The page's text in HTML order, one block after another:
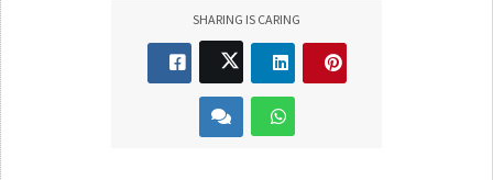
SHARING IS CARING